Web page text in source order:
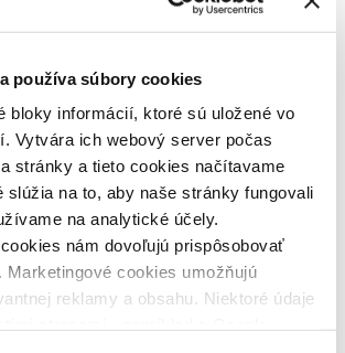
používa súbory cookies
bloky informácií, ktoré sú uložené vo
Vytvára ich webový server počas
stránky a tieto cookies načítavame
slúžia na to, aby naše stránky fungovali
na analytické účely.
nám dovoľujú prispôsobovať
Marketingové cookies umožňujú
reklamy a obsahu. Niektoré údaje